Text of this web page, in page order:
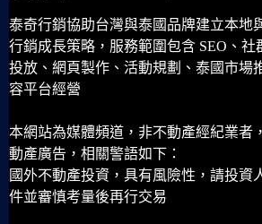
泰奇行銷協助台灣與泰國品牌建立本地
行銷成長策略，服務範圍包含 SEO、社
投放、網頁製作、活動規劃、泰國市場
容平台經營
本網站為媒體頻道，非不動產經紀業者
動產廣告，相關警語如下：
國外不動產投資，具有風險性，請投資
件並審慎考量後再行交易